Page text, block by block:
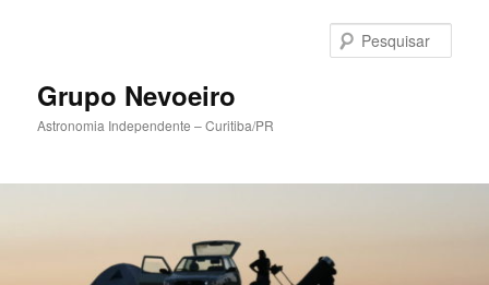
principal
secundárioGrupo Nevoeiro
Astronomia Independente – Curitiba/PR